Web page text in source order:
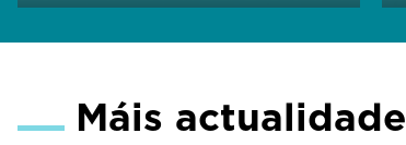
Máis actualidade